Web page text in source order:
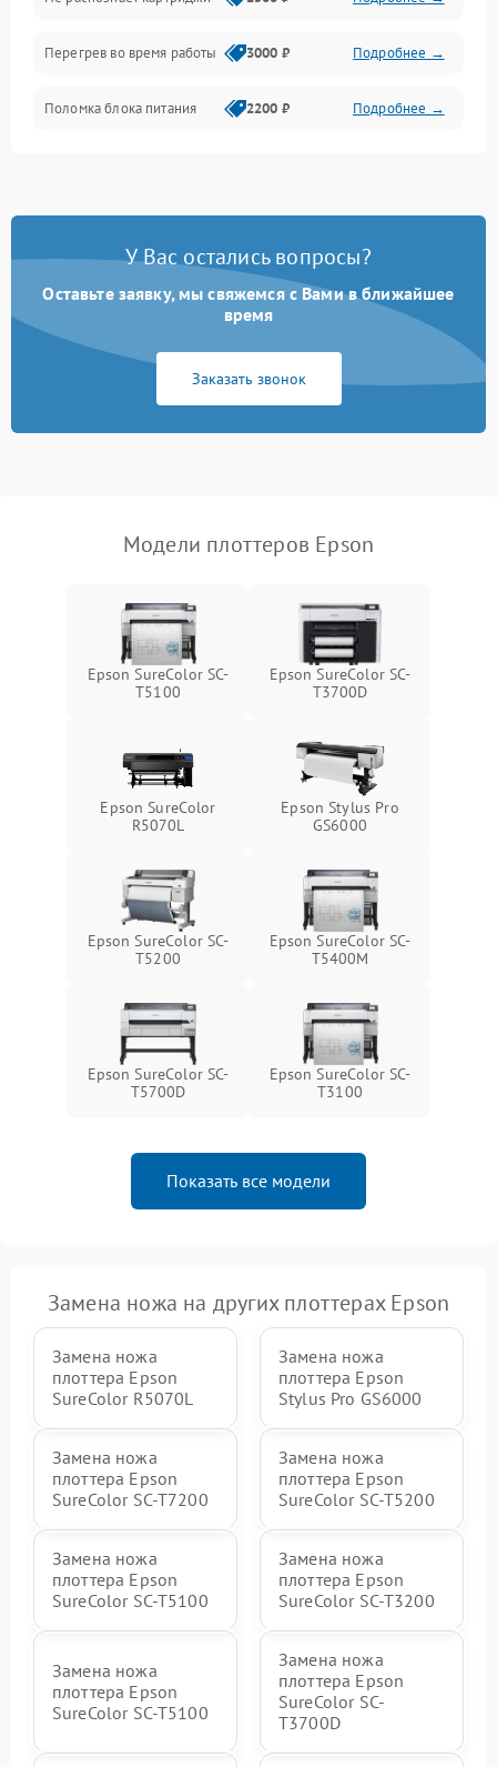
Корпус/Герметичность
Интерфейсы
Перегрев во время работы 3000 ₽ Подробнее →
Поломка блока питания 2200 ₽ Подробнее →
У Вас остались вопросы?
Оставьте заявку, мы свяжемся с Вами в ближайшее
время
Заказать звонок
Модели плоттеров Epson
Epson SureColor SC-
T5100
Epson SureColor SC-
T3700D
Epson SureColor
R5070L
Epson Stylus Pro
GS6000
Epson SureColor SC-
T5200
Epson SureColor SC-
T5400M
Epson SureColor SC-
T5700D
Epson SureColor SC-
T3100
Показать все модели
Замена ножа на других плоттерах Epson
Замена ножа
плоттера Epson
SureColor R5070L
Замена ножа
плоттера Epson
Stylus Pro GS6000
Замена ножа
плоттера Epson
SureColor SC-T7200
Замена ножа
плоттера Epson
SureColor SC-T5200
Замена ножа
плоттера Epson
SureColor SC-T5100
Замена ножа
плоттера Epson
SureColor SC-T3200
Замена ножа
плоттера Epson
SureColor SC-T5100
Замена ножа
плоттера Epson
SureColor SC-
T3700D